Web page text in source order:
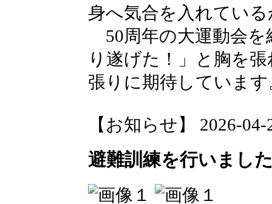
身へ気合を入れてい
50周年の大運動会を
り遂げた！」と胸を
張りに期待しています
【お知らせ】 2026-
避難訓練を行いまし